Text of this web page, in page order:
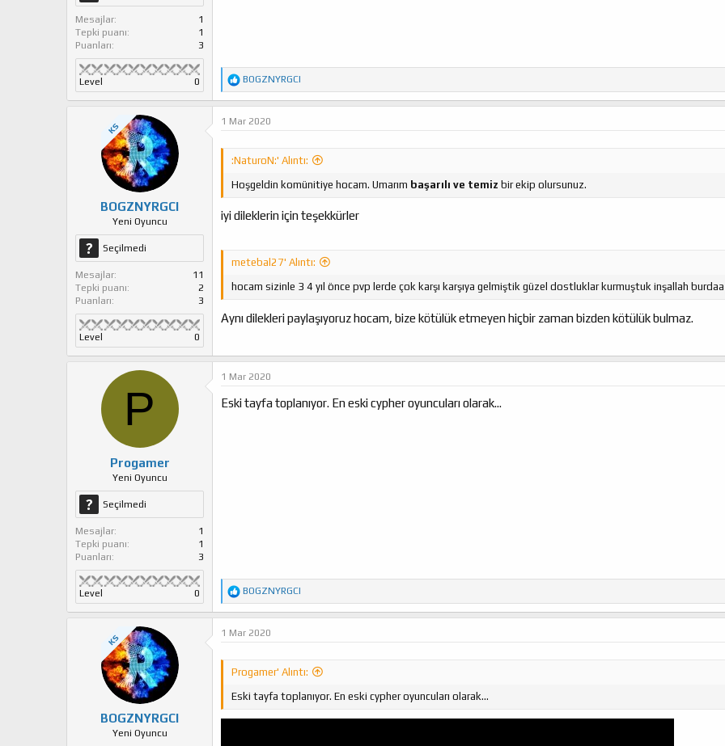
Mesajlar
1
Tepki puanı
1
Puanları
3
Level 0
T
e
p
:
BOGZNYRGCI
KS
BOGZNYRGCI
Yeni Oyuncu
Seçilmedi
Mesajlar
11
Tepki puanı
2
Puanları
3
Level 0
1 Mar 2020
:NaturoN:' Alıntı:
Hoşgeldin komünitiye hocam. Umarım başarılı ve temiz bir ekip olursunuz.
iyi dileklerin için teşekkürler
metebal27' Alıntı:
hocam sizinle 3 4 yıl önce pvp lerde çok karşı karşıya gelmiştik güzel dostluklar kurmuştuk inşallah
Aynı dilekleri paylaşıyoruz hocam, bize kötülük etmeyen hiçbir zaman bizden kötülük bulmaz.
P
Progamer
Yeni Oyuncu
Seçilmedi
Mesajlar
1
Tepki puanı
1
Puanları
3
Level 0
1 Mar 2020
Eski tayfa toplanıyor. En eski cypher oyuncuları olarak...
T
e
p
k
e
:
BOGZNYRGCI
KS
BOGZNYRGCI
Yeni Oyuncu
1 Mar 2020
Progamer' Alıntı:
Eski tayfa toplanıyor. En eski cypher oyuncuları olarak...